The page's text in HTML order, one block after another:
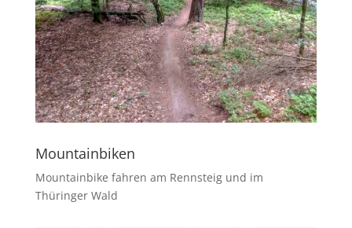
Mountainbiken
Mountainbike fahren am Rennsteig und im
Thüringer Wald